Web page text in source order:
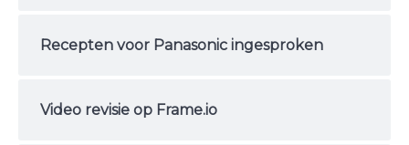
Recepten voor Panasonic ingesproken
Video revisie op Frame.io